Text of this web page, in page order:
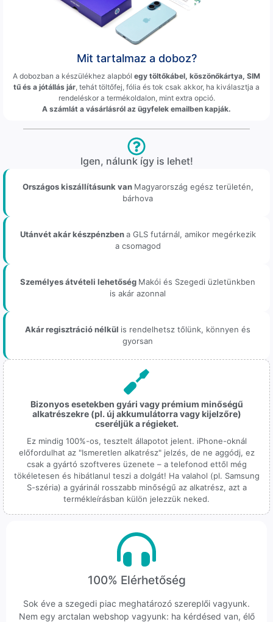
Mit tartalmaz a doboz?
A dobozban a készülékhez alapból egy töltőkábel, köszönőkártya, SIM
tű és a jótállás jár , tehát töltőfej, fólia és tok csak akkor, ha kiválasztja a
rendeléskor a termékoldalon, mint extra opció.
A számlát a vásárlásról az ügyfelek emailben kapják.
Igen, nálunk így is lehet!
Országos kiszállításunk van Magyarország egész területén,
bárhova
Utánvét akár készpénzbena GLS futárnál, amikor megérkezik
a csomagod
Személyes átvételi lehetőség Makói és Szegedi üzletünkben
is akár azonnal
Akár regisztráció nélkül is rendelhetsz tőlünk, könnyen és
gyorsan
Bizonyos esetekben gyári vagy prémium minőségű
alkatrészekre (pl. új akkumulátorra vagy kijelzőre)
cseréljük a régieket.
Ez mindig 100%-os, tesztelt állapotot jelent. iPhone-oknál
előfordulhat az "Ismeretlen alkatrész" jelzés, de ne aggódj, ez
csak a gyártó szoftveres üzenete – a telefonod ettől még
tökéletesen és hibátlanul teszi a dolgát! Ha valahol (pl. Samsung
S-széria) a gyárinál rosszabb minőségű az alkatrész, azt a
termékleírásban külön jelezzük neked.
100% Elérhetőség
Sok éve a szegedi piac meghatározó szereplői vagyunk.
Nem egy arctalan webshop vagyunk: ha kérdésed van, élő